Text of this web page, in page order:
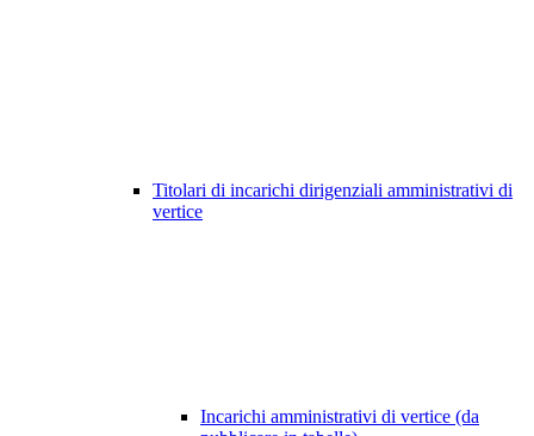
Titolari di incarichi dirigenziali amministrativi di
vertice
Incarichi amministrativi di vertice (da